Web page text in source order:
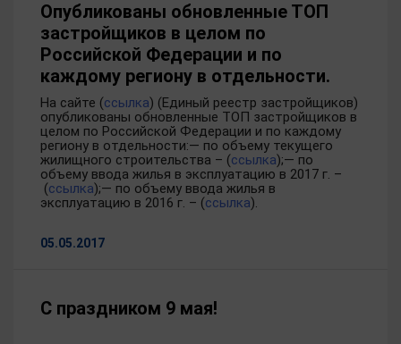
Опубликованы обновленные ТОП
застройщиков в целом по
Российской Федерации и по
каждому региону в отдельности.
На сайте (ссылка) (Единый реестр застройщиков)
опубликованы обновленные ТОП застройщиков в
целом по Российской Федерации и по каждому
региону в отдельности:— по объему текущего
жилищного строительства – (ссылка);— по
объему ввода жилья в эксплуатацию в 2017 г. –
(ссылка);— по объему ввода жилья в
эксплуатацию в 2016 г. – (ссылка).
05.05.2017
С праздником 9 мая!